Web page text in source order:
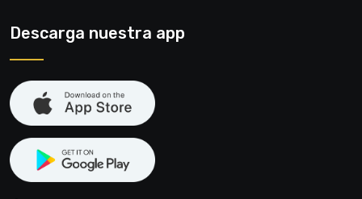
Descarga nuestra app